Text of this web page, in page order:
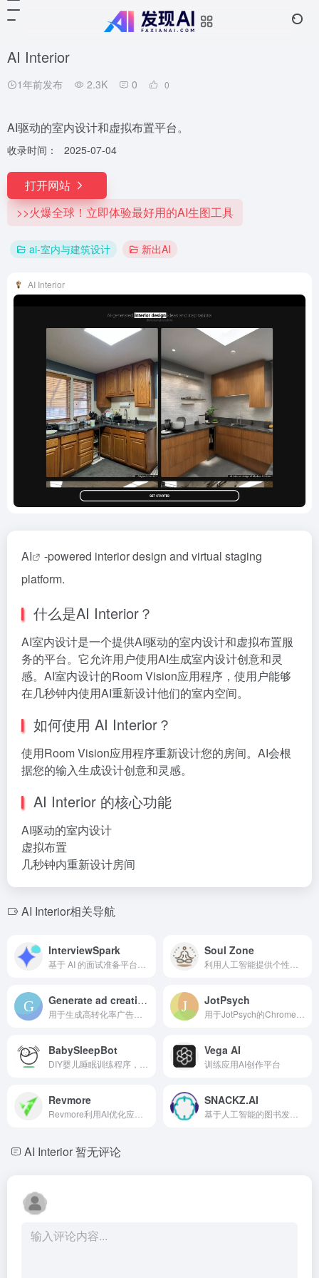
AI Interior
1年前发布 2.3K 0 0
AI驱动的室内设计和虚拟布置平台。
收录时间： 2025-07-04
打开网站
>>火爆全球！立即体验最好用的AI生图工具
ai-室内与建筑设计 新出AI
AI Interior
AI
-powered interior design and virtual staging
platform.
什么是AI Interior？
AI室内设计是一个提供AI驱动的室内设计和虚拟布置服
务的平台。它允许用户使用AI生成室内设计创意和灵
感。AI室内设计的Room Vision应用程序，使用户能够
在几秒钟内使用AI重新设计他们的室内空间。
如何使用 AI Interior？
使用Room Vision应用程序重新设计您的房间。AI会根
据您的输入生成设计创意和灵感。
AI Interior 的核心功能
AI驱动的室内设计
虚拟布置
几秒钟内重新设计房间
AI Interior相关导航
InterviewSpark Soul Zone
Generate ad creatives Extension JotPsych
BabySleepBot Vega AI
训练应用AI创作平台
Revmore SNACKZ.AI
AI Interior暂无评论